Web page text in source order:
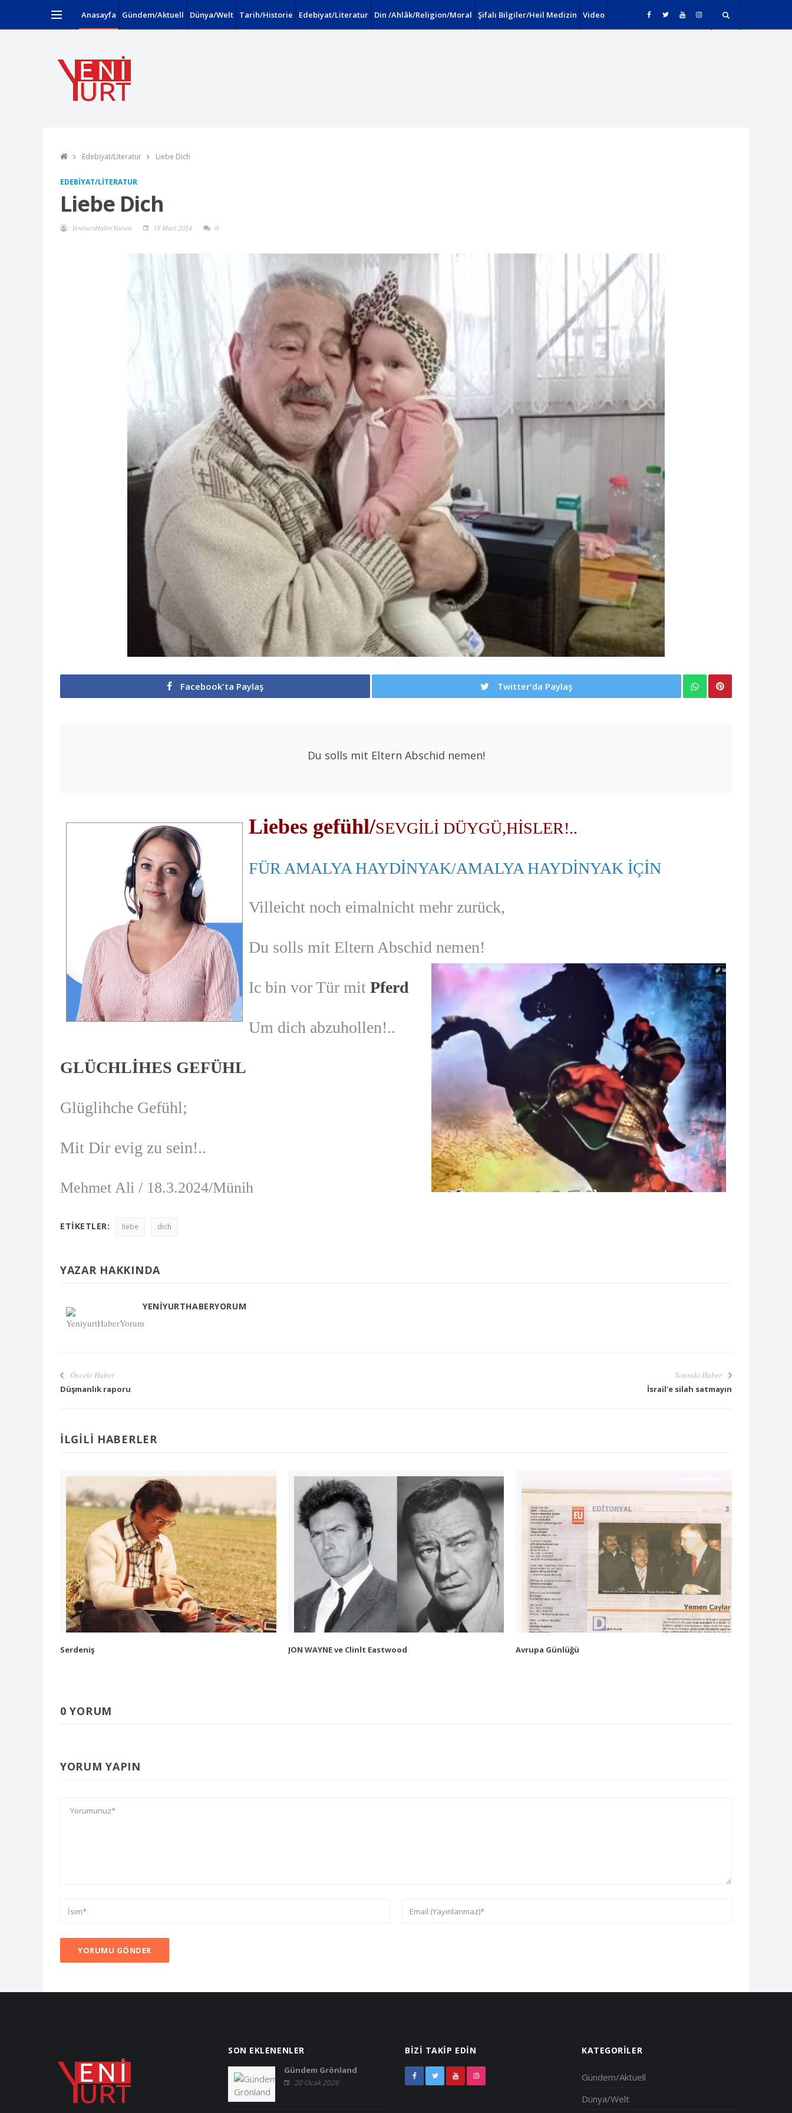
Anasayfa Gündem/Aktuell Dünya/Welt Tarih/Historie Edebiyat/Literatur Din /Ahlâk/Religion/Moral Şifalı Bilgiler/Heil Medizin Video
Edebiyat/Literatur Liebe Dich
EDEBIYAT/LITERATUR
Liebe Dich
YeniyurtHaberYorum 18 Mart 2024 0
Facebook'ta Paylaş Twitter'da Paylaş
Du solls mit Eltern Abschid nemen!
Liebes gefühl/SEVGİLİ DÜYGÜ,HİSLER!..
FÜR AMALYA HAYDİNYAK/AMALYA HAYDİNYAK İÇİN
Villeicht noch eimalnicht mehr zurück,
Du solls mit Eltern Abschid nemen!
Ic bin vor Tür mit Pferd
Um dich abzuhollen!..
GLÜCHLİHES GEFÜHL
Glüglihche Gefühl;
Mit Dir evig zu sein!..
Mehmet Ali / 18.3.2024/Münih
ETIKETLER: liebe dich
YAZAR HAKKINDA
YENIYURTHABERYORUM
Önceki Haber
Düşmanlık raporu
Sonraki Haber
İsrail'e silah satmayın
İLGILI HABERLER
Serdeniş JON WAYNE ve Clinlt Eastwood Avrupa Günlüğü
0 YORUM
YORUM YAPIN
YORUMU GÖNDER
SON EKLENENLER
Gündem Grönland
20 Ocak 2026
BIZI TAKIP EDIN KATEGORILER
Gündem/Aktuell
Dünya/Welt